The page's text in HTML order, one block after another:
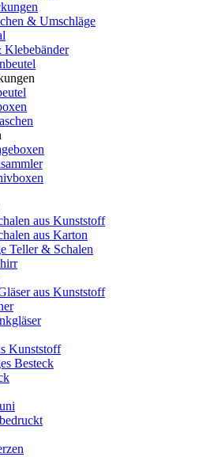
& Umschläge
Klebebänder
aus Kunststoff
aus Karton
Teller & Schalen
aus Kunststoff
Kunststoff
Besteck